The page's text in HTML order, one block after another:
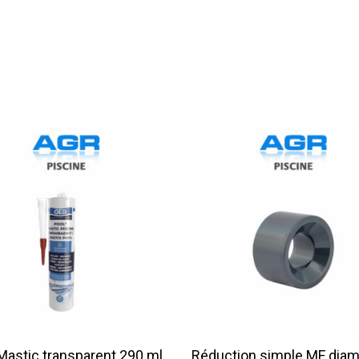
Lire La Suite
transparent 290 ml Lire La Suite
Réduction simple MF